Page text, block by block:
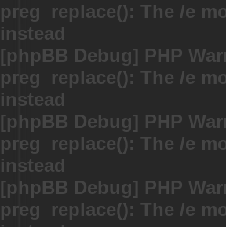
preg_replace(): The /e
instead
[phpBB Debug] PHP
preg_replace(): The /e
instead
[phpBB Debug] PHP
preg_replace(): The /e
instead
[phpBB Debug] PHP
preg_replace(): The /e